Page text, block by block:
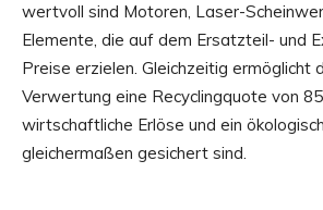
wertvoll sind Motoren, Laser-
Elemente, die auf dem Ersatzteil- und
Preise erzielen. Gleichzeitig ermöglicht
Verwertung eine Recyclingquote von
wirtschaftliche Erlöse und ein
gleichermaßen gesichert sind.